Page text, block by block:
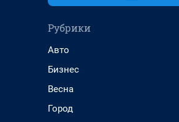
Рубрики
Авто
Бизнес
Весна
Город